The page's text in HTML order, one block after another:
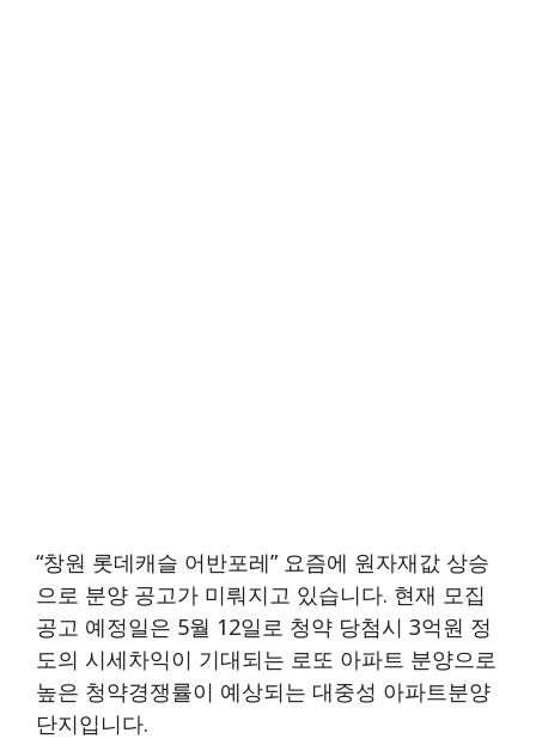
“창원 롯데캐슬 어반포레” 요즘에 원자재값 상승
으로 분양 공고가 미뤄지고 있습니다. 현재 모집
공고 예정일은 5월 12일로 청약 당첨시 3억원 정
도의 시세차익이 기대되는 로또 아파트 분양으로
높은 청약경쟁률이 예상되는 대중성 아파트분양
단지입니다.